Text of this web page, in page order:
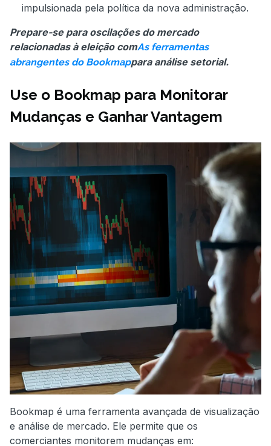
impulsionada pela política da nova administração.
Prepare-se para oscilações do mercado
relacionadas à eleição comAs ferramentas
abrangentes do Bookmappara análise setorial.
Use o Bookmap para Monitorar
Mudanças e Ganhar Vantagem
Bookmap é uma ferramenta avançada de visualização
e análise de mercado. Ele permite que os
comerciantes monitorem mudanças em: